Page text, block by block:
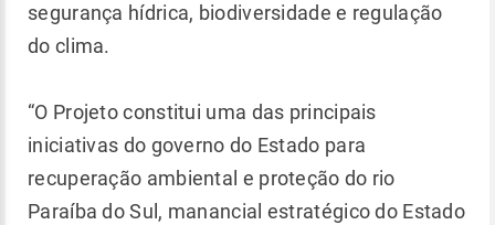
segurança hídrica, biodiversidade e regulação
do clima.
“O Projeto constitui uma das principais
iniciativas do governo do Estado para
recuperação ambiental e proteção do rio
Paraíba do Sul, manancial estratégico do Estado